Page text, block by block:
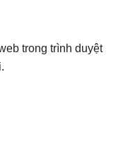
trong trình duyệt